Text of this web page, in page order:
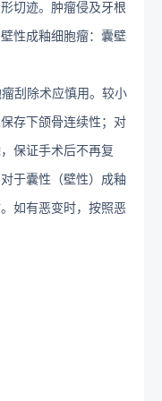
切迹。肿瘤侵及牙根
性成釉细胞瘤：囊壁
刮除术应慎用。较小
存下颌骨连续性；对
保证手术后不再复
于囊性（壁性）成釉
如有恶变时，按照恶